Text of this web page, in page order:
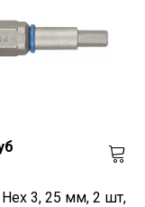
3, 25 мм, 2 шт,